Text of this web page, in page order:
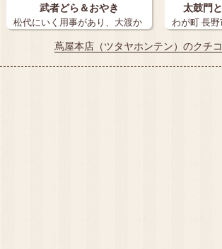
武者どら＆おやき
松代にいく用事があり、大渡か
つたやか迷い…
太鼓門
わが町 長
本店さん…
蔦屋本店（ツタヤホンテン）のクチ